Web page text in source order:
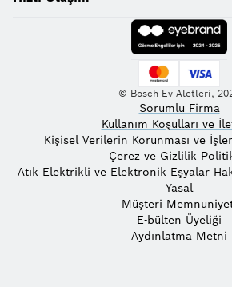
© Bosch Ev Aletleri,
Sorumlu Firma
Kullanım Koşulları ve
Kişisel Verilerin Korunması ve
Çerez ve Gizlilik
Atık Elektrikli ve Elektronik Eşyalar
Yasal
Müşteri
E-bülten Üyeliği
Aydınlatma Metni